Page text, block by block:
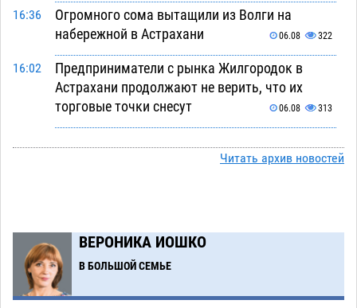
16:36
Огромного сома вытащили из Волги на
набережной в Астрахани
06.08 322
16:02
Предприниматели с рынка Жилгородок в
Астрахани продолжают не верить, что их
торговые точки снесут
06.08 313
на новой серебряной монете Банка России
в музее Пушкина в Москве
06.08 227
13:50
Мэрия Астрахани переводит городские
зеленые зоны на автоматический полив
Читать архив новостей
ВЕРОНИКА ИОШКО
В БОЛЬШОЙ СЕМЬЕ